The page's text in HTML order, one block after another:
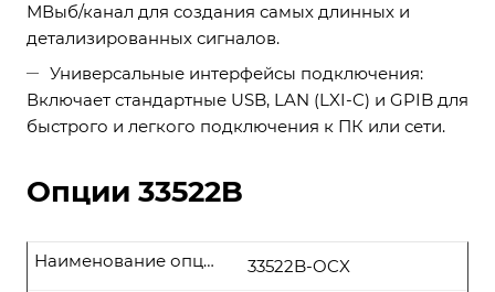
МВыб/канал для создания самых длинных и
детализированных сигналов.
Универсальные интерфейсы подключения:
Включает стандартные USB, LAN (LXI-C) и GPIB для
быстрого и легкого подключения к ПК или сети.
Опции 33522B
33522B-OCX
Наименование опции